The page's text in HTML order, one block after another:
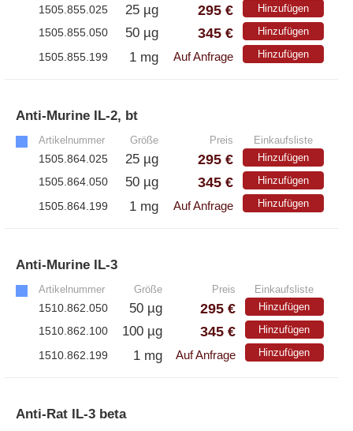
1505.855.025 25 µg 295 € Hinzufügen
1505.855.050 50 µg 345 € Hinzufügen
1505.855.199 1 mg Auf Anfrage Hinzufügen
Anti-Murine IL-2, bt
Artikelnummer Größe Preis Einkaufsliste
1505.864.025 25 µg 295 € Hinzufügen
1505.864.050 50 µg 345 € Hinzufügen
1505.864.199 1 mg Auf Anfrage Hinzufügen
Anti-Murine IL-3
Artikelnummer Größe Preis Einkaufsliste
1510.862.050 50 µg 295 € Hinzufügen
1510.862.100 100 µg 345 € Hinzufügen
1510.862.199 1 mg Auf Anfrage Hinzufügen
Anti-Rat IL-3 beta